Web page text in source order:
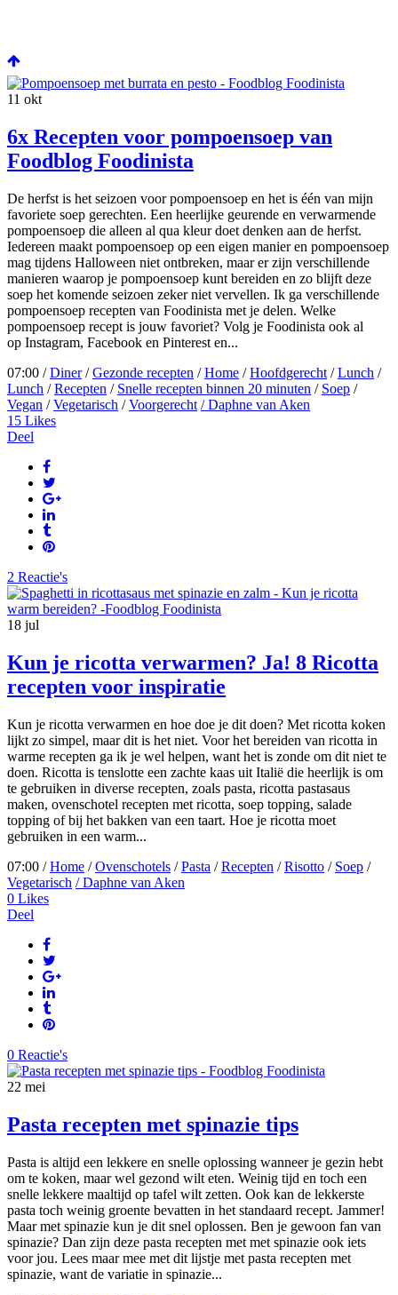
11 okt
6x Recepten voor pompoensoep van
Foodblog Foodinista
De herfst is het seizoen voor pompoensoep en het is één van mijn
favoriete soep gerechten. Een heerlijke geurende en verwarmende
pompoensoep die alleen al qua kleur doet denken aan de herfst.
Iedereen maakt pompoensoep op een eigen manier en pompoensoep
mag tijdens Halloween niet ontbreken, maar er zijn verschillende
manieren waarop je pompoensoep kunt bereiden en zo blijft deze
soep het komende seizoen zeker niet vervellen. Ik ga verschillende
pompoensoep recepten van Foodinista met je delen. Welke
pompoensoep recept is jouw favoriet? Volg je Foodinista ook al
op Instagram, Facebook en Pinterest en...
07:00 /Diner/Gezonde recepten /Home /Hoofdgerecht /Lunch /
Lunch /Recepten / Snelle recepten binnen 20 minuten / Soep /
Vegan /Vegetarisch /Voorgerecht / Daphne van Aken
15 Likes
Deel
2 Reactie's
18 jul
Kun je ricotta verwarmen? Ja! 8 Ricotta
recepten voor inspiratie
Kun je ricotta verwarmen en hoe doe je dit doen? Met ricotta koken
lijkt zo simpel, maar dit is het niet. Voor het bereiden van ricotta in
warme recepten ga ik je wel helpen, want het is zonde om dit niet te
doen. Ricotta is tenslotte een zachte kaas uit Italië die heerlijk is om
te gebruiken in diverse recepten, zoals pasta, ricotta pastasaus
maken, ovenschotel recepten met ricotta, soep topping, salade
topping of bij het bakken van een taart. Hoe je ricotta moet
gebruiken in een warm...
07:00 /Home /Ovenschotels /Pasta /Recepten /Risotto / Soep /
Vegetarisch / Daphne van Aken
0 Likes
Deel
0 Reactie's
22 mei
Pasta recepten met spinazie tips
Pasta is altijd een lekkere en snelle oplossing wanneer je gezin hebt
om te koken, maar wel gezond wilt eten. Weinig tijd en toch een
snelle lekkere maaltijd op tafel wilt zetten. Ook kan de lekkerste
pasta toch weinig groente bevatten in het standaard recept. Jammer!
Maar met spinazie kun je dit snel oplossen. Ben je gewoon fan van
spinazie? Dan zijn deze pasta recepten met met spinazie ook iets
voor jou. Lees maar mee met dit lijstje met pasta recepten met
spinazie, want de variatie in spinazie...